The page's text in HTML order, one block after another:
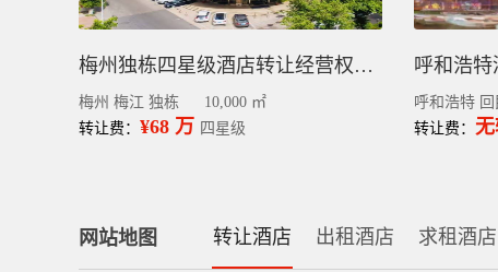
梅州独栋四星级酒店转让经营权丨梅江区中心区130间客房
梅州 梅江 独栋
10,000 ㎡
转让费： ¥68 万 四星级
呼和浩特
转让费：
网站地图 转让酒店 出租酒店 求租酒店